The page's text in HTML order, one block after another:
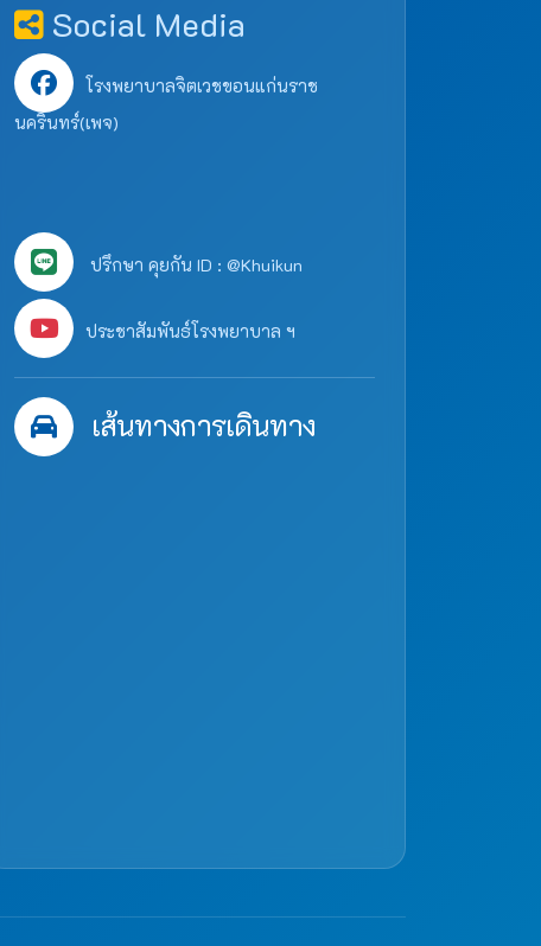
Social Media
โรงพยาบาลจิตเวชขอนแก่นราช
นครินทร์(เพจ)
ปรึกษา คุยกัน ID : @Khuikun
ประชาสัมพันธ์โรงพยาบาล ฯ
เส้นทางการเดินทาง